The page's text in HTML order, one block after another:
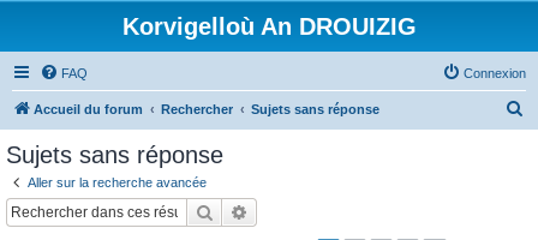
Korvigelloù An DROUIZIG
FAQ Connexion
Accueil du forum Rechercher Sujets sans réponse
Sujets sans réponse
Aller sur la recherche avancée
Rechercher